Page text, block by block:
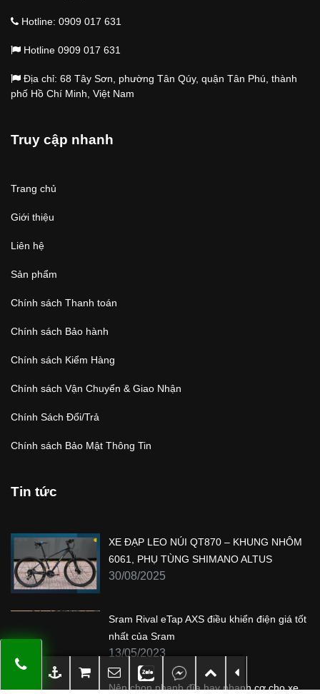
Hotline: 0909 017 631
Hotline 0909 017 631
Địa chỉ: 68 Tây Sơn, phường Tân Qúy, quận Tân Phú, thành
phố Hồ Chí Minh, Việt Nam
Truy cập nhanh
Trang chủ
Giới thiệu
Liên hệ
Sản phẩm
Chính sách Thanh toán
Chính sách Bảo hành
Chính sách Kiểm Hàng
Chính sách Vận Chuyển & Giao Nhận
Chính Sách Đổi/Trả
Chính sách Bảo Mật Thông Tin
Tin tức
XE ĐẠP LEO NÚI QT870 – KHUNG NHÔM
6061, PHỤ TÙNG SHIMANO ALTUS
30/08/2025
Sram Rival eTap AXS điều khiển điện giá tốt
nhất của Sram
13/05/2023
Nên chọn phanh đĩa hay phanh cơ cho xe